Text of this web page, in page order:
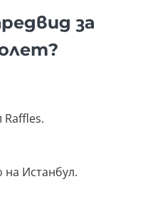
за
Raffles.
на Истанбул.